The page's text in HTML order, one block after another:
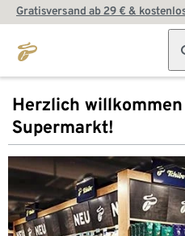
Gratisversand ab 29 € &
Herzlich
Supermarkt!